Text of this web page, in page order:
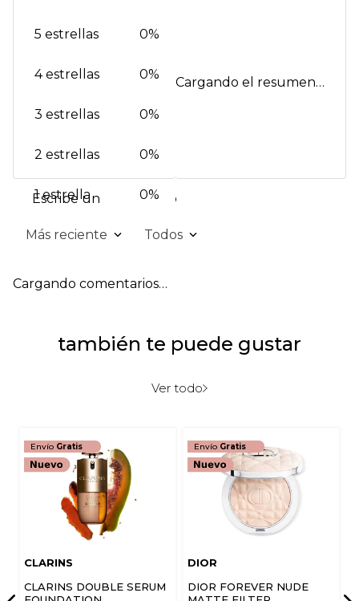
Cargando el resumen…
5 estrellas 0%
4 estrellas 0%
3 estrellas 0%
2 estrellas 0%
1 estrella 0%
Escribe un comentario
Título
Califica el producto de 1 a 5 estrellas
Dirección de email
Escribe un comentario
Más reciente Todos
Cargando comentarios…
también te puede gustar
Ver todo
Envío Gratis
CLARINS
CLARINS DOUBLE SERUM
Envío Gratis
DIOR
DIOR FOREVER NUDE